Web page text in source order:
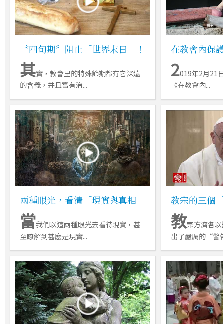
〝四旬期〞阻止「世界末日」！
其實，教會里的特殊節期都有它深遠
的含義，并且富有治...
在教會內保
2019年2月21
《在教會內...
兩種眼光，看清「現實與真相」
當我們以這兩種眼光去看待現實，甚
至瞭解到甚麽是現實...
教宗的三個
教宗方濟各
出了嚴厲的“警